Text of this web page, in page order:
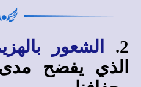
2. الشعور
الذي يفضح